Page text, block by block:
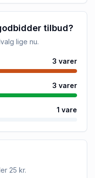
tilbud?
lige nu.
3 varer
3 varer
1 vare
25 kr.